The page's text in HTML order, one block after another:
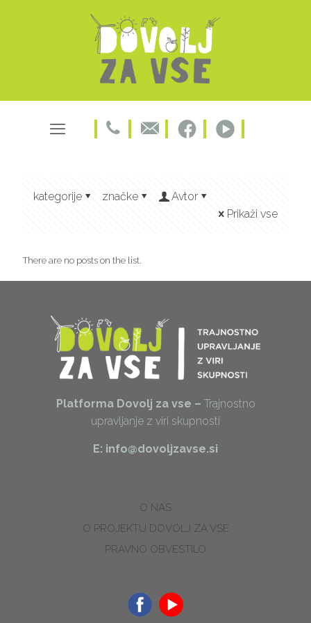
kategorije značke
Avtor
Prikaži vse
There are no posts on the list.
Platforma Dovolj za vse – Trajnostno
upravljanje z viri skupnosti
E: info@dovoljzavse.si
O NAS
O PROJEKTU DOVOLJ ZA VSE
PRAVNO OBVESTILO